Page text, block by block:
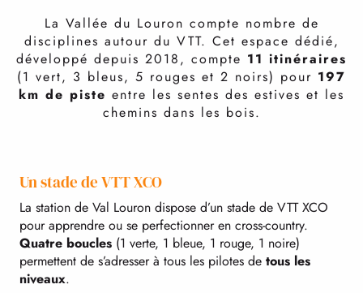
PISTES DH
REMONTÉES MÉCANIQUES
La Vallée du Louron compte nombre de
disciplines autour du VTT. Cet espace dédié,
développé depuis 2018, compte 11 itinéraires
(1 vert, 3 bleus, 5 rouges et 2 noirs) pour 197
km de piste entre les sentes des estives et les
chemins dans les bois.
Un stade de VTT XCO
La station de Val Louron dispose d’un stade de VTT XCO
pour apprendre ou se perfectionner en cross-country.
Quatre boucles (1 verte, 1 bleue, 1 rouge, 1 noire)
permettent de s’adresser à tous les pilotes de tous les
niveaux.